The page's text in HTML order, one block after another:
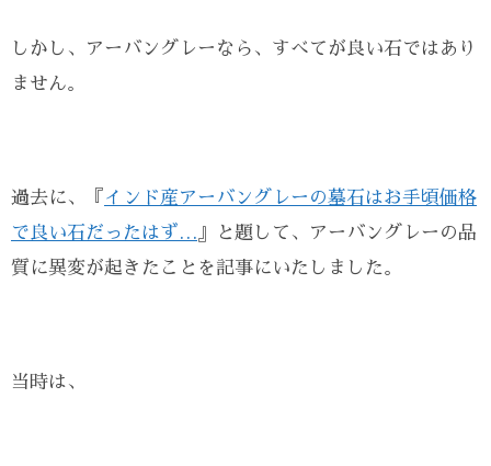
しかし、アーバングレーなら、すべてが良い石ではあり
ません。
過去に、『 インド産アーバングレーの墓石はお手頃価格
で良い石だったはず… 』と題して、アーバングレーの品
質に異変が起きたことを記事にいたしました。
当時は、